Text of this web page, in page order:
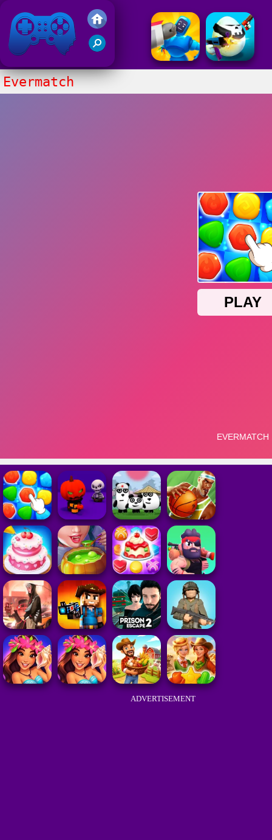
Juegos Friv 2017
Evermatch
ADVERTISEMENT